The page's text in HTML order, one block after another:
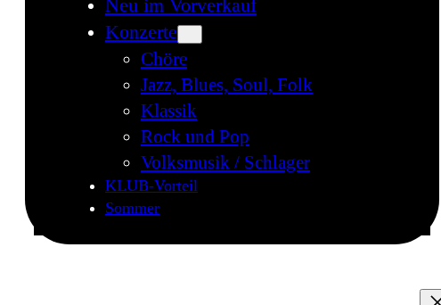
Neu im Vorverkauf
Konzerte
Chöre
Jazz, Blues, Soul, Folk
Klassik
Rock und Pop
Volksmusik / Schlager
KLUB-Vorteil
Sommer